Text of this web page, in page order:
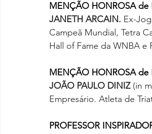
MENÇÃO HONROSA de
JANETH ARCAIN. Ex-
Campeã Mundial, Tetra
Hall of Fame da WNBA e
MENÇÃO HONROSA de
JOÃO PAULO DINIZ (in
Empresário. Atleta de
PROFESSOR